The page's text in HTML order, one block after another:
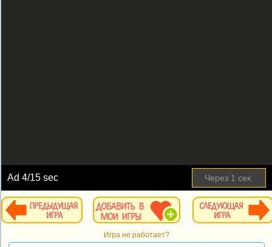
Ad4/15 sec Через 1 сек.
Игра не работает?